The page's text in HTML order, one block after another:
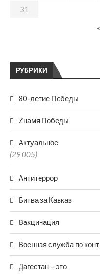
РУБРИКИ
80-летие Победы
Zнамя Победы
Актуальное
(29 005)
Антитеррор
Битва за Кавказ
Вакцинация
Военная служба по
Дагестан – это
31